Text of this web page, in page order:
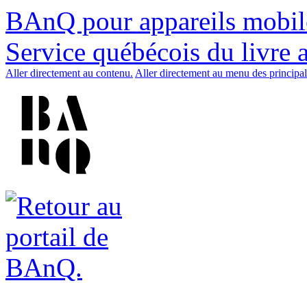
BAnQ pour appareils
Service québécois du livre
Aller directement au contenu. Aller directement au menu des